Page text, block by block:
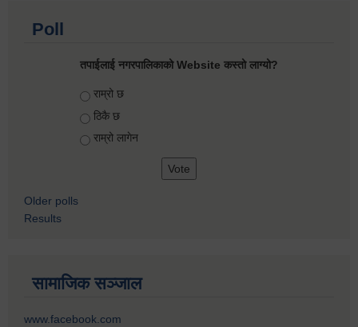
Poll
तपाईलाई नगरपालिकाको Website कस्तो लाग्यो?
Choices
राम्रो छ
ठिकै छ
राम्रो लागेन
Older polls
Results
सामाजिक सञ्जाल
www.facebook.com